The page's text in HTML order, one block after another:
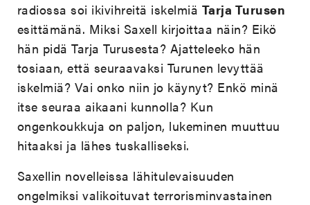
radiossa soi ikivihreitä iskelmiä Tarja Turusen
esittämänä. Miksi Saxell kirjoittaa näin? Eikö
hän pidä Tarja Turusesta? Ajatteleeko hän
tosiaan, että seuraavaksi Turunen levyttää
iskelmiä? Vai onko niin jo käynyt? Enkö minä
itse seuraa aikaani kunnolla? Kun
ongenkoukkuja on paljon, lukeminen muuttuu
hitaaksi ja lähes tuskalliseksi.
Saxellin novelleissa lähitulevaisuuden
ongelmiksi valikoituvat terrorisminvastainen